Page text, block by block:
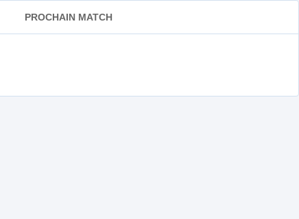
PROCHAIN MATCH